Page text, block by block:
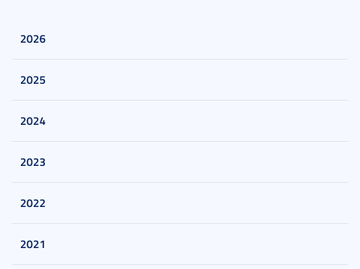
2026
2025
2024
2023
2022
2021